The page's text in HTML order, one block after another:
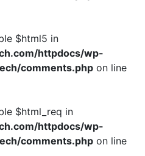
$html5 in
httpdocs/wp-
comments.php on line
$html_req in
httpdocs/wp-
comments.php on line